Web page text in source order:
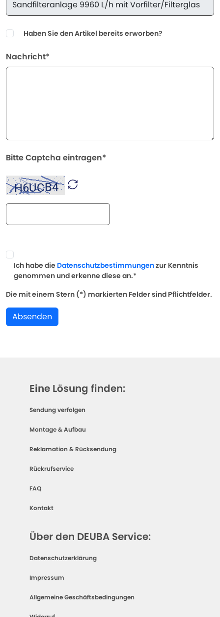
Haben Sie den Artikel bereits erworben?
Nachricht*
Bitte Captcha eintragen*
Ich habe die Datenschutzbestimmungenzur Kenntnis
genommen und erkenne diese an.*
Die mit einem Stern (*) markierten Felder sind Pflichtfelder.
Absenden
Eine Lösung finden:
Sendung verfolgen
Montage & Aufbau
Reklamation & Rücksendung
Rückrufservice
FAQ
Kontakt
Über den DEUBA Service:
Datenschutzerklärung
Impressum
Allgemeine Geschäftsbedingungen